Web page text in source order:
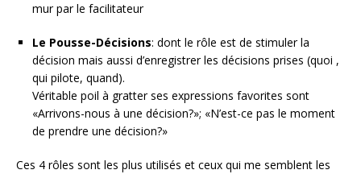
mur par le facilitateur
Le Pousse-Décisions: dont le rôle est de stimuler la
décision mais aussi d’enregistrer les décisions prises (quoi ,
qui pilote, quand).
Véritable poil à gratter ses expressions favorites sont
«Arrivons-nous à une décision?»; «N’est-ce pas le moment
de prendre une décision?»
Ces 4 rôles sont les plus utilisés et ceux qui me semblent les